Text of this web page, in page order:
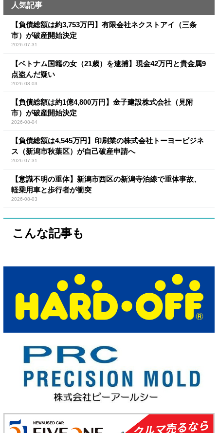
人気記事
【負債総額は約3,753万円】有限会社ネクストアイ（三条
市）が破産開始決定
2026-07-31
【ベトナム国籍の女（21歳）を逮捕】現金42万円と貴金属9
点盗んだ疑い
2026-08-03
【負債総額は約1億4,800万円】金子建設株式会社（見附
市）が破産開始決定
2026-08-04
【負債総額は4,545万円】印刷業の株式会社トーヨービジネ
ス（新潟市秋葉区）が自己破産申請へ
2026-07-31
【意識不明の重体】新潟市西区の新潟寺泊線で重体事故、
軽乗用車と歩行者が衝突
2026-08-03
こんな記事も